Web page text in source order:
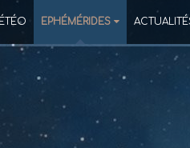
EPHÉMÉRIDES